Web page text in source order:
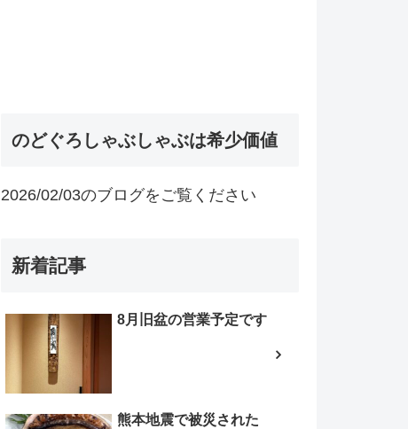
のどぐろしゃぶしゃぶは希少価値
2026/02/03のブログをご覧ください
新着記事
8月旧盆の営業予定です
熊本地震で被災された